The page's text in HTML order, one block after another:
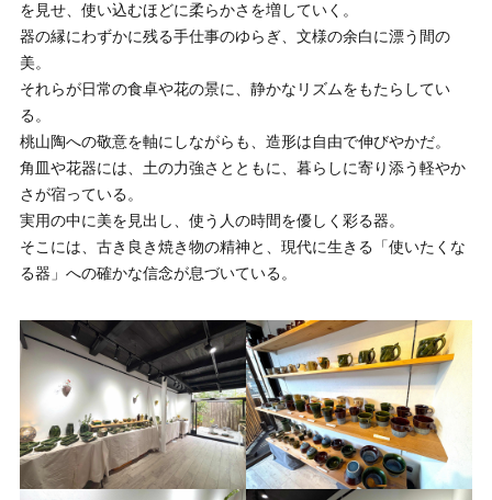
を見せ、使い込むほどに柔らかさを増していく。
器の縁にわずかに残る手仕事のゆらぎ、文様の余白に漂う間の
美。
それらが日常の食卓や花の景に、静かなリズムをもたらしてい
る。
桃山陶への敬意を軸にしながらも、造形は自由で伸びやかだ。
角皿や花器には、土の力強さとともに、暮らしに寄り添う軽やか
さが宿っている。
実用の中に美を見出し、使う人の時間を優しく彩る器。
そこには、古き良き焼き物の精神と、現代に生きる「使いたくな
る器」への確かな信念が息づいている。